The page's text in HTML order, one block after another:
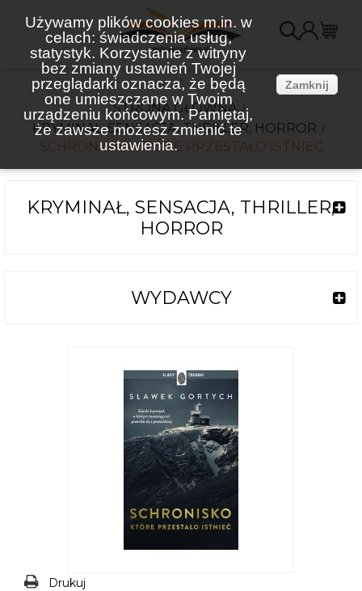
Używamy plików cookies m.in. w
celach: świadczenia usług,
statystyk. Korzystanie z witryny
bez zmiany ustawień Twojej
przeglądarki oznacza, że będą
one umieszczane w Twoim
urządzeniu końcowym. Pamiętaj,
że zawsze możesz zmienić te
ustawienia.
Zamknij
STRONA GŁÓWNA
KRYMINAŁ, SENSACJA, THRILLER, HORROR
SCHRONISKO, KTÓRE PRZESTAŁO ISTNIEĆ
KRYMINAŁ, SENSACJA, THRILLER,
HORROR
WYDAWCY
Drukuj